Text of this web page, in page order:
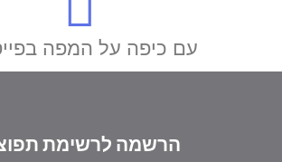
עם כיפה על המפה
הרשמה לרשימת